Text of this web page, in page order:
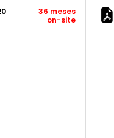
36 meses
on-site